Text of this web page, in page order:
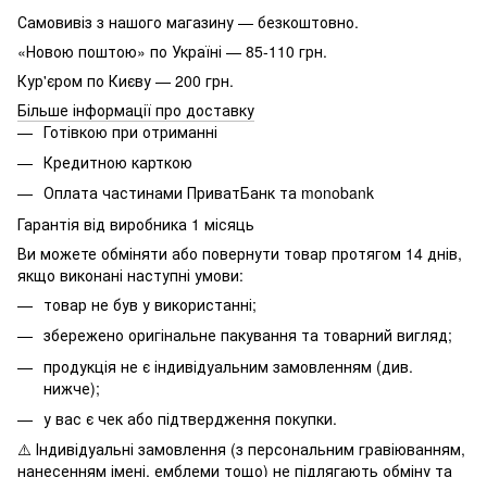
Самовивіз з нашого магазину — безкоштовно.
«Новою поштою» по Україні — 85-110 грн.
Кур'єром по Києву — 200 грн.
Більше інформації про доставку
Готівкою при отриманні
Кредитною карткою
Оплата частинами ПриватБанк та monobank
Гарантія від виробника 1 місяць
Ви можете обміняти або повернути товар протягом 14 днів,
якщо виконані наступні умови:
товар не був у використанні;
збережено оригінальне пакування та товарний вигляд;
продукція не є індивідуальним замовленням (див.
нижче);
у вас є чек або підтвердження покупки.
⚠️ Індивідуальні замовлення (з персональним гравіюванням,
нанесенням імені, емблеми тощо) не підлягають обміну та